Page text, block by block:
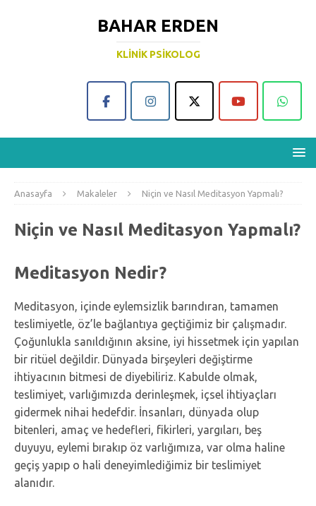
BAHAR ERDEN
KLINIK PSIKOLOG
Anasayfa Makaleler Niçin ve Nasıl Meditasyon Yapmalı?
Niçin ve Nasıl Meditasyon Yapmalı?
Meditasyon Nedir?
Meditasyon, içinde eylemsizlik barındıran, tamamen
teslimiyetle, öz’le bağlantıya geçtiğimiz bir çalışmadır.
Çoğunlukla sanıldığının aksine, iyi hissetmek için yapılan
bir ritüel değildir. Dünyada birşeyleri değiştirme
ihtiyacının bitmesi de diyebiliriz. Kabulde olmak,
teslimiyet, varlığımızda derinleşmek, içsel ihtiyaçları
gidermek nihai hedefdir. İnsanları, dünyada olup
bitenleri, amaç ve hedefleri, fikirleri, yargıları, beş
duyuyu, eylemi bırakıp öz varlığımıza, var olma haline
geçiş yapıp o hali deneyimlediğimiz bir teslimiyet
alanıdır.